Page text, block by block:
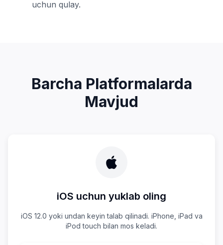
uchun qulay.
Barcha Platformalarda
Mavjud
iOS uchun yuklab oling
iOS 12.0 yoki undan keyin talab qilinadi. iPhone, iPad va
iPod touch bilan mos keladi.